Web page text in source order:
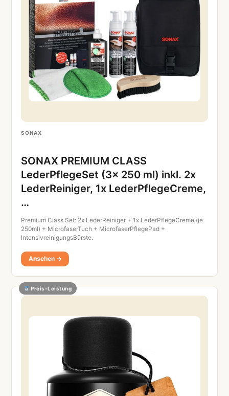
SONAX
SONAX PREMIUM CLASS
LederPflegeSet (3x 250 ml) inkl. 2x
LederReiniger, 1x LederPflegeCreme,
…
Premium Class Set: 2x LederReiniger + 1x LederPflegeCreme (je
250ml) + MicrofaserTuch + MicrofaserPflegePad +
IntensivreinigungsBürste.
Ansehen →
Preis-Leistung